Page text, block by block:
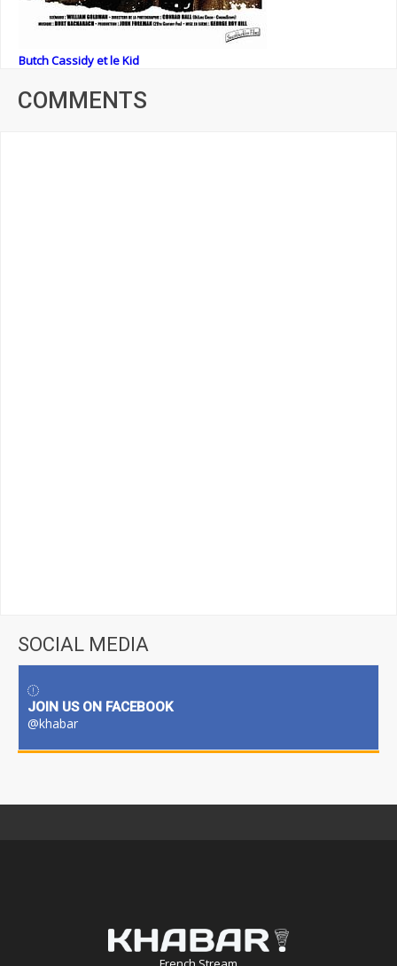
Butch Cassidy et le Kid
COMMENTS
SOCIAL MEDIA
JOIN US ON FACEBOOK
@khabar